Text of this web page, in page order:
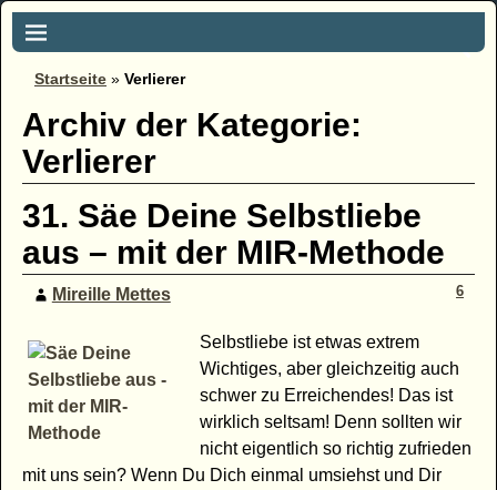
Startseite » Verlierer
Archiv der Kategorie:
Verlierer
31. Säe Deine Selbstliebe
aus – mit der MIR-Methode
Mireille Mettes 6
Selbstliebe ist etwas extrem
Wichtiges, aber gleichzeitig auch
schwer zu Erreichendes! Das ist
wirklich seltsam! Denn sollten wir
nicht eigentlich so richtig zufrieden
mit uns sein? Wenn Du Dich einmal umsiehst und Dir